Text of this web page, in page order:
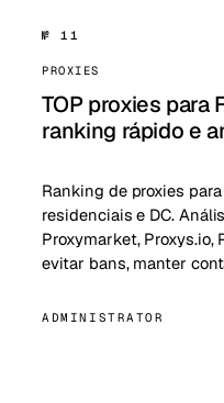
№ 11
PROXIES
TOP proxies
ranking rápido e
Ranking de proxies
residenciais e DC.
Proxymarket, Proxys.io,
evitar bans, manter
ADMINISTRATOR